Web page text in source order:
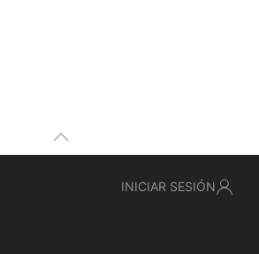
INICIAR SESIÓN